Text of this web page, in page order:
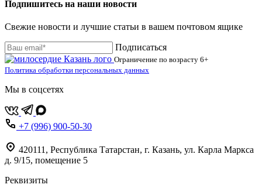
Подпишитесь на наши новости
Свежие новости и лучшие статьи в вашем почтовом ящике
Подписаться
Ограничение по возрасту 6+
Политика обработки персональных данных
Мы в соцсетях
+7 (996) 900-50-30
420111 , Республика Татарстан, г. Казань, ул. Карла Маркса
д. 9/15, помещение 5
Реквизиты